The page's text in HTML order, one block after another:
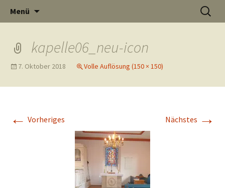
Thüste im
Internet
und
Menü
Suchen
nach:
kapelle06_neu-icon
7. Oktober 2018 Volle Auflösung (150 × 150)
← Vorheriges Nächstes →